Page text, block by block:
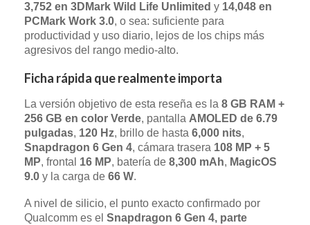
3,752 en 3DMark Wild Life Unlimited y 14,048 en
PCMark Work 3.0, o sea: suficiente para
productividad y uso diario, lejos de los chips más
agresivos del rango medio-alto.
Ficha rápida que realmente importa
La versión objetivo de esta reseña es la 8 GB RAM +
256 GB en color Verde, pantalla AMOLED de 6.79
pulgadas, 120 Hz, brillo de hasta 6,000 nits,
Snapdragon 6 Gen 4, cámara trasera 108 MP + 5
MP, frontal 16 MP, batería de 8,300 mAh, MagicOS
9.0 y la carga de 66 W.
A nivel de silicio, el punto exacto confirmado por
Qualcomm es el Snapdragon 6 Gen 4, parte